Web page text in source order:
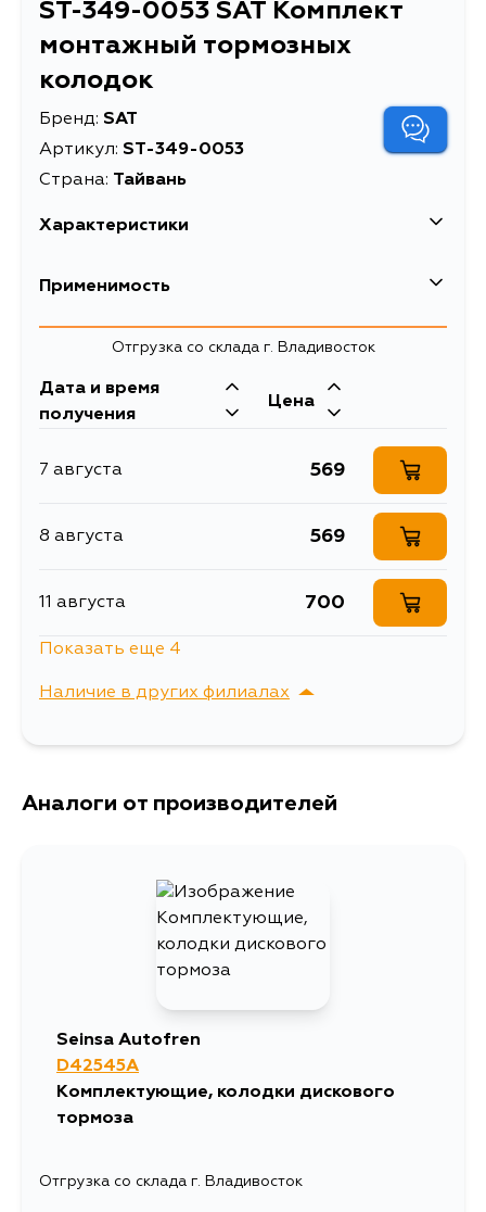
ST-349-0053 SAT Комплект
монтажный тормозных
колодок
Бренд: SAT
Артикул: ST-349-0053
Страна: Тайвань
Характеристики
Описание
Комплект монтажный
TOYOTA RAV4 00-
Применимость
Mazda
Toyota
ACA20W, ACA21W, ZCA25W,
ZCA25L, ZCA25R, ZCA26L,
Отгрузка со склада г. Владивосток
Дата и время
получения
Цена
7 августа 569
8 августа 569
11 августа 700
15 августа 569
Показать еще 4
Наличие в других филиалах
г. Владивосток,
Аналоги от производителей
Seinsa Autofren
D42545A
Комплектующие, колодки дискового
тормоза
Отгрузка со склада г. Владивосток